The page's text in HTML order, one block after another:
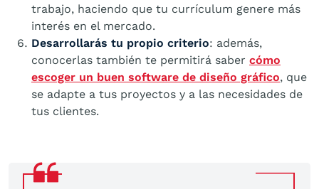
trabajo, haciendo que tu currículum genere más
interés en el mercado.
Desarrollarás tu propio criterio: además,
conocerlas también te permitirá saber cómo
escoger un buen software de diseño gráfico, que
se adapte a tus proyectos y a las necesidades de
tus clientes.